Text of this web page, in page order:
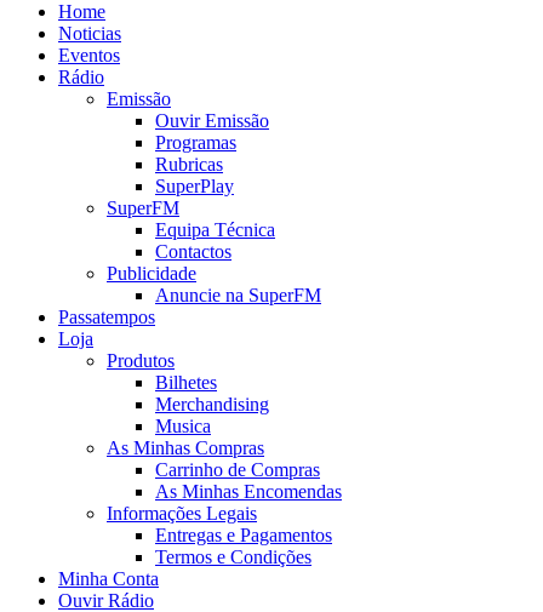
Home
Noticias
Eventos
Rádio
Emissão
Ouvir Emissão
Programas
Rubricas
SuperPlay
SuperFM
Equipa Técnica
Contactos
Publicidade
Anuncie na SuperFM
Passatempos
Loja
Produtos
Bilhetes
Merchandising
Musica
As Minhas Compras
Carrinho de Compras
As Minhas Encomendas
Informações Legais
Entregas e Pagamentos
Termos e Condições
Minha Conta
Ouvir Rádio